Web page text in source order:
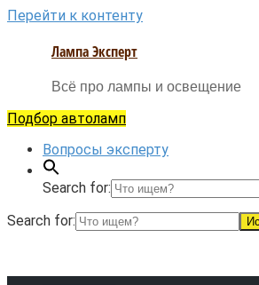
Перейти к контенту
Лампа Эксперт
Всё про лампы и освещение
Подбор автоламп
Вопросы эксперту
Search for:
Search for: